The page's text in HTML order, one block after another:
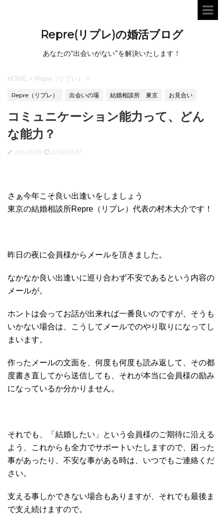
Repre(リプレ)の婚活ブログ
あなたの“出会いがない”を解決いたします！
HOME > Repre（リプレ） >
Repre（リプレ） 出会いの場 結婚相談所 東京 お見合い
コミュニケーション能力って、どん
な能力？
2014/12/19 2016/03/17
さぁ今年こそ良い出逢いをしましょう
東京の結婚相談所Repre（リプレ）代表の村木大介です！
昨日の夜に会員様からメールを頂きました。
なかなか良い出逢いに巡り合わず不安であるという内容の
メールが。
ホントは会ってお話が出来れば一番良いのですが、そうも
いかない場合は、こうしてメールでのやり取りになってし
まいます。
作ったメールの文面を、何度も何度も読み返して、その都
度書き直してから送信しても、それが本当に会員様の励み
になっているか分かりません。
それでも、「結婚したい」という会員様のご期待に沿える
よう、これからも全力でサポートいたしますので、困った
事があったり、不安な事がある時は、いつでもご連絡くだ
さい。
支える事しかできない場合もありますが、それでも最後ま
で支え続けますので。